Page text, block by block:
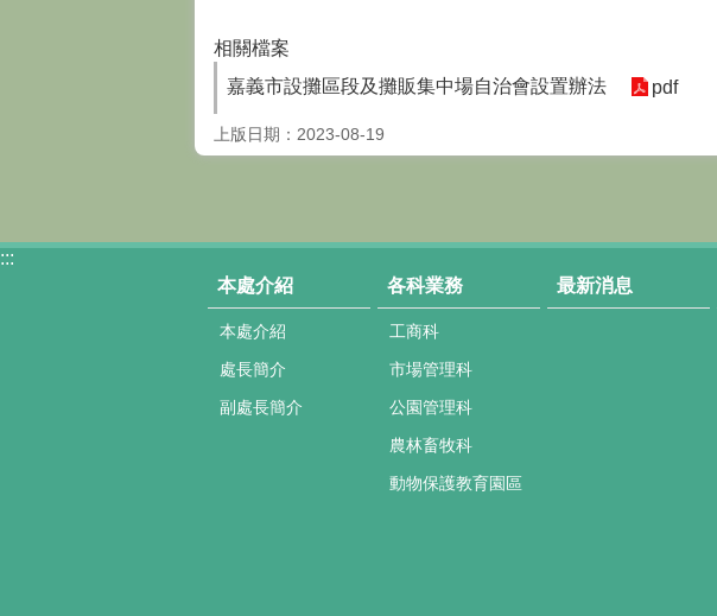
相關檔案
嘉義市設攤區段及攤販集中場自治會設置辦法
pdf
上版日期：2023-08-19
:::
本處介紹
本處介紹
處長簡介
副處長簡介
各科業務
工商科
市場管理科
公園管理科
農林畜牧科
動物保護教育園區
最新消息